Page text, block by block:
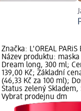
Značka: L'ORÉAL PARiS
Název produktu:
Dream long, 300 ml;
139,00 Kč; Základní
(46,33 Kč za 100 ml);
Status zelený Skladem,
Vybrat prodejnu dm